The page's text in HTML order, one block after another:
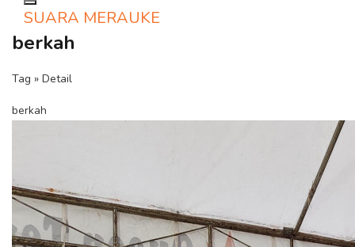
Toggle navigation
SUARA MERAUKE
berkah
Tag » Detail
berkah